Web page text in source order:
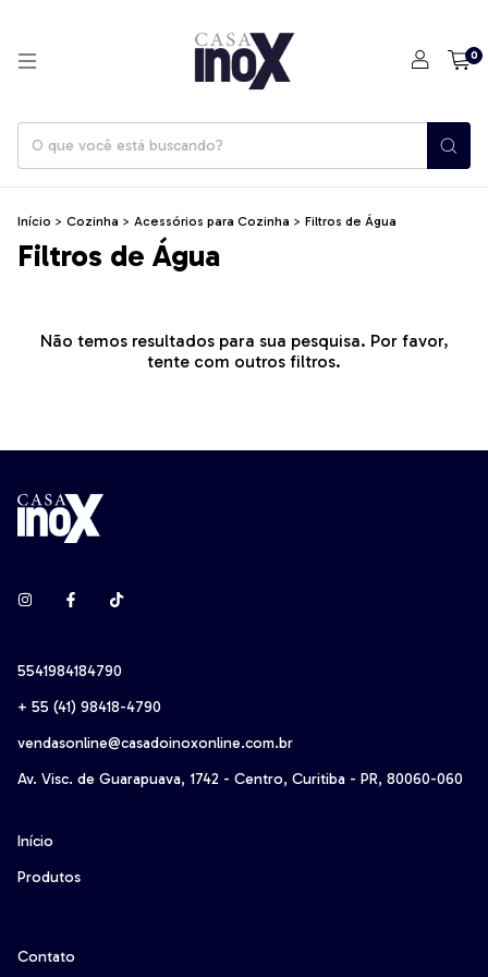
0
Início > Cozinha > Acessórios para Cozinha > Filtros de Água
Filtros de Água
Não temos resultados para sua pesquisa. Por favor,
tente com outros filtros.
5541984184790
+ 55 (41) 98418-4790‬
vendasonline@casadoinoxonline.com.br
Av. Visc. de Guarapuava, 1742 - Centro, Curitiba - PR, 80060-060
Início
Produtos
Contato